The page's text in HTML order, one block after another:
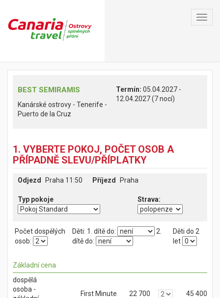
BEST SEMIRAMIS
Kanárské ostrovy - Tenerife -
Puerto de la Cruz
Termín: 05.04.2027 -
12.04.2027 (7 nocí)
1. VYBERTE POKOJ, POČET OSOB A
PŘÍPADNĚ SLEVU/PŘÍPLATKY
Odjezd Praha 11:50 Příjezd Praha
Typ pokoje
Počet dospělých
osob:
Děti: 1. dítě do:
2.
dítě do:
Děti do 2
let
Základní cena
dospělá
osoba -
First Minute 22 700 45 400